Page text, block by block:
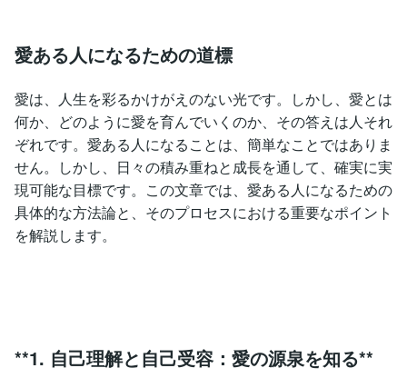
愛ある人になるための道標
愛は、人生を彩るかけがえのない光です。しかし、愛とは
何か、どのように愛を育んでいくのか、その答えは人それ
ぞれです。愛ある人になることは、簡単なことではありま
せん。しかし、日々の積み重ねと成長を通して、確実に実
現可能な目標です。この文章では、愛ある人になるための
具体的な方法論と、そのプロセスにおける重要なポイント
を解説します。
**1. 自己理解と自己受容：愛の源泉を知る**